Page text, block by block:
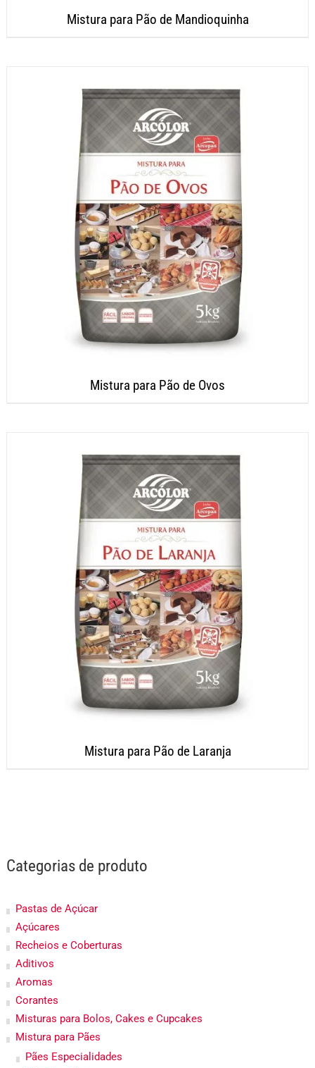
Mistura para Pão de Mandioquinha
Mistura para Pão de Ovos
Mistura para Pão de Laranja
Categorias de produto
Pastas de Açúcar
Açúcares
Recheios e Coberturas
Aditivos
Aromas
Corantes
Misturas para Bolos, Cakes e Cupcakes
Mistura para Pães
Pães Especialidades